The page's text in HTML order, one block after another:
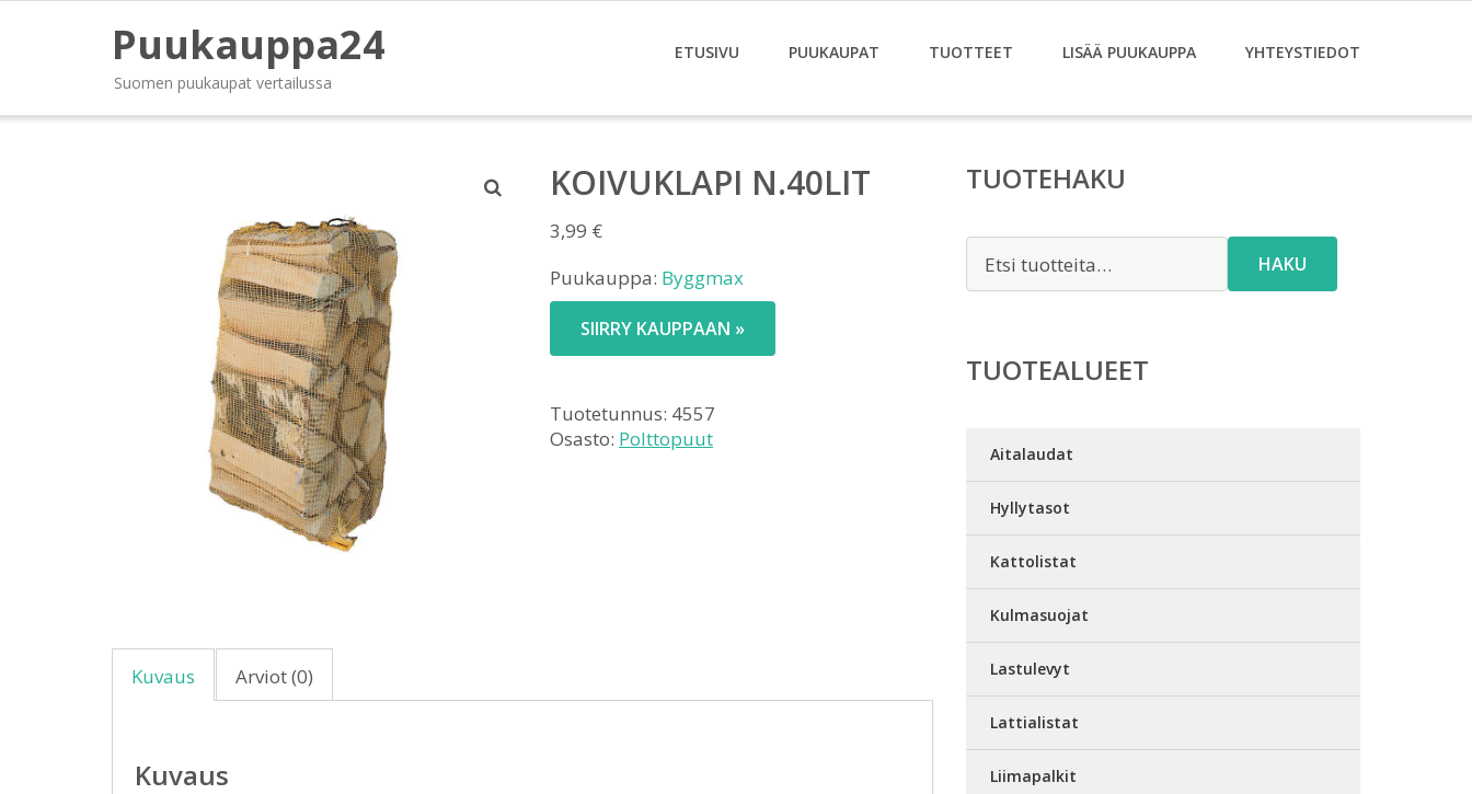
Puukauppa24
Suomen puukaupat vertailussa
ETUSIVU PUUKAUPAT TUOTTEET LISÄÄ PUUKAUPPA YHTEYSTIEDOT
KOIVUKLAPI N.40LIT
3,99 €
Puukauppa: Byggmax
SIIRRY KAUPPAAN »
Tuotetunnus: 4557
Osasto: Polttopuut
Kuvaus Arviot (0)
Kuvaus
TUOTEHAKU
HAKU
TUOTEALUEET
Aitalaudat
Hyllytasot
Kattolistat
Kulmasuojat
Lastulevyt
Lattialistat
Liimapalkit